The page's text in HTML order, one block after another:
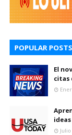
POPULAR POSTS
El
citas